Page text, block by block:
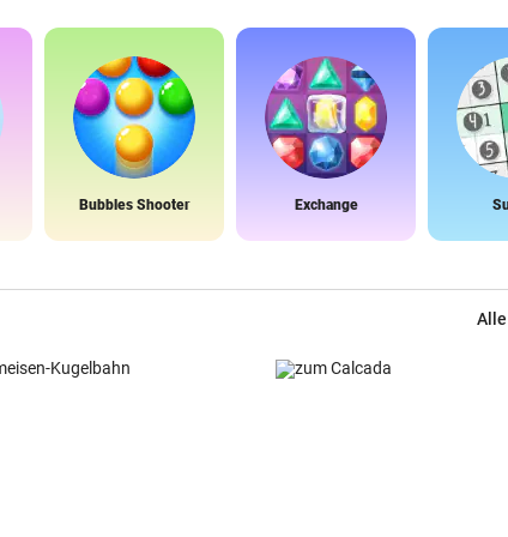
Bubbles Shooter Exchange